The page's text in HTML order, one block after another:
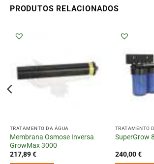
PRODUTOS RELACIONADOS
TRATAMENTO DA ÁGUA
Membrana Osmose Inversa
GrowMax 3000
217,89€
TRATAMENTO
SuperGrow
240,00€